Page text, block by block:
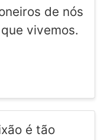
de nós
vivemos.
é tão